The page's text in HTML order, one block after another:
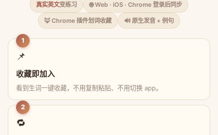
真实英文变练习 🌐 Web · iOS · Chrome 登录后同步
🦊 Chrome 插件划词收藏 🔊 原生发音 + 例句
1
📌
收藏即加入
看到生词一键收藏，不用复制粘贴、不用切换 app。
2
🔁